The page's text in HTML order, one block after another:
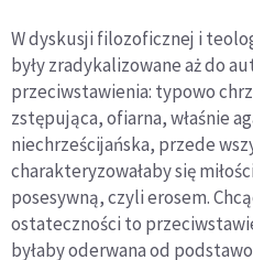
W dyskusji filozoficznej i
były zradykalizowane aż do
przeciwstawienia: typowo
zstępująca, ofiarna, właśnie
niechrześcijańska, przede
charakteryzowałaby się
posesywną, czyli erosem.
ostateczności to
byłaby oderwana od